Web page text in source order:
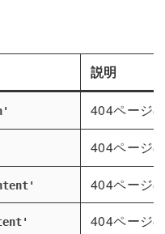
説明
404ページ
404ページ
404ページ
404ページ